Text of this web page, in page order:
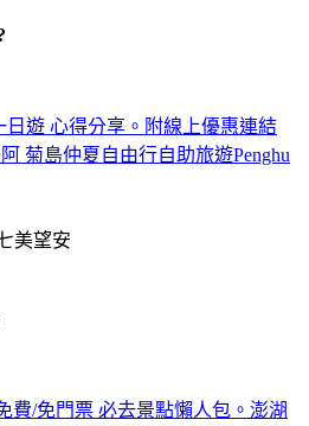
日遊 心得分享。附線上優惠連結
菊島仲夏自由行自助旅遊Penghu
費/免門票 必去景點懶人包。澎湖